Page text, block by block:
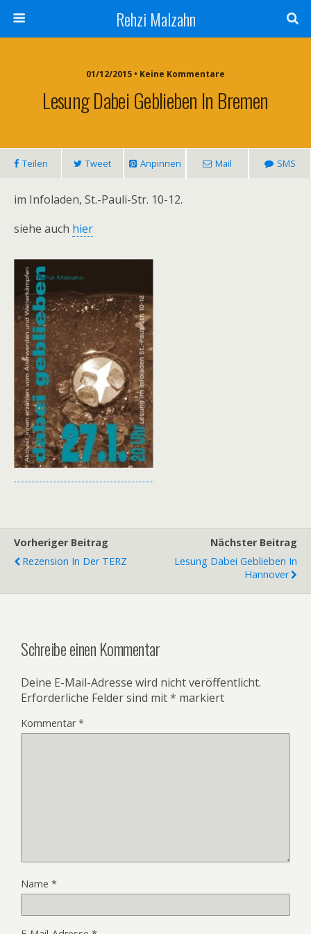
Rehzi Malzahn
01/12/2015 • Keine Kommentare
Lesung Dabei Geblieben In Bremen
Teilen Tweet Anpinnen Mail SMS
im Infoladen, St.-Pauli-Str. 10-12.
siehe auch hier
Vorheriger Beitrag
Rezension In Der TERZ
Nächster Beitrag
Lesung Dabei Geblieben In
Hannover
Schreibe einen Kommentar
Deine E-Mail-Adresse wird nicht veröffentlicht.
Erforderliche Felder sind mit* markiert
Kommentar*
Name *